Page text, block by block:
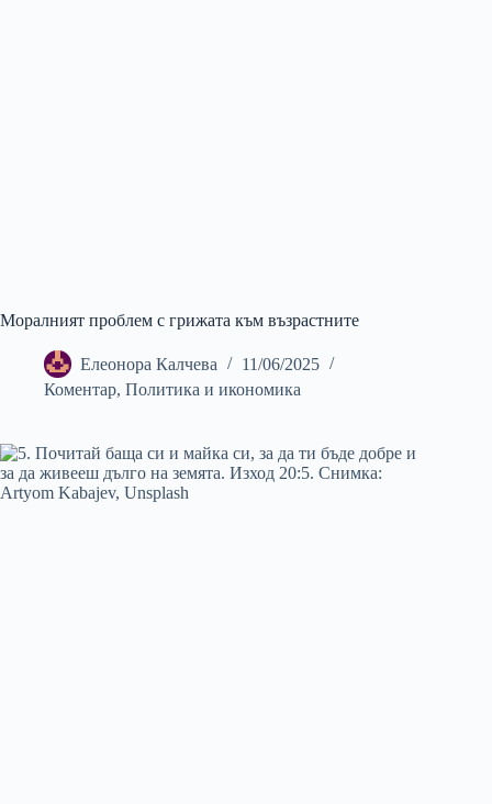
Моралният проблем с грижата към възрастните
Елеонора Калчева
11/06/2025
Коментар, Политика и икономика